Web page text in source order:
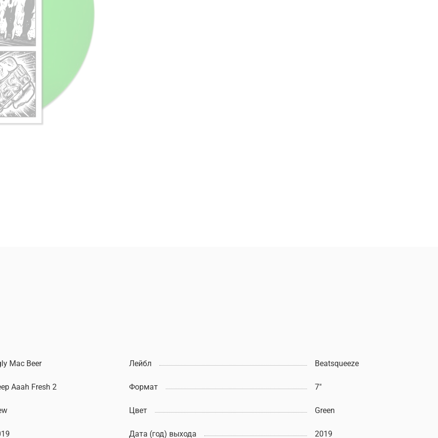
Mac Beer Лейбл Beatsqueeze
Aaah Fresh 2 Формат 7"
Цвет Green
Дата (год) выхода 2019